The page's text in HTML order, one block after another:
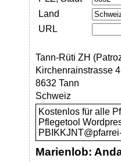
Land
URL
Tann-Rüti ZH
Kirchenrainstrasse 4
8632 Tann
Schweiz
Kostenlos für alle
Pflegetool
Marienlob: